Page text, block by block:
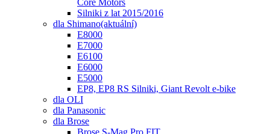
Core Motors
Silniki z lat 2015/2016
dla Shimano(aktuální)
E8000
E7000
E6100
E6000
E5000
EP8, EP8 RS Silniki, Giant Revolt e-bike
dla OLI
dla Panasonic
dla Brose
Brose S-Mag Pro FIT